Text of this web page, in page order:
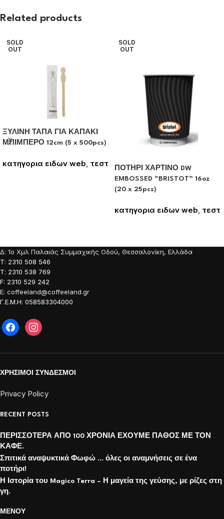
Related products
SOLD
OUT
ΞΥΛΙΝΗ ΤΑΠΑ ΓΙΑ ΚΑΠΑΚΙ
ΜΠΙΜΠΕΡΟ 12cm (5 x 500pcs)
κατηγορια ειδων web, τεστ
SOLD
OUT
ΠΟΤΗΡΙ ΧΑΡΤΙΝΟ DW
EMBOSSED “BRISTOT” 16oz
(20 x 25pcs)
κατηγορια ειδων web τεστ
Δ: 1o Χμλ Παλαιάς Συμμαχικής Οδού, Θεσσαλονίκη, Ελλάδα
Τ: 2310 508 546
Τ: 2310 538 769
F: 2310 529 242
E: coffeeland@coffeeland.gr
Γ.Ε.Μ.Η: 058583304000
ΧΡΗΣΙΜΟΙ ΣΥΝΔΕΣΜΟΙ
Privacy Policy
RECENT POSTS
ΠΕΡΙΣΣΟΤΕΡΑ ΑΠΟ 100 ΧΡΟΝΙΑ ΕΧΟΥΜΕ ΠΑΘΟΣ ΜΕ ΤΟΝ
ΚΑΦΕ.
Σπιτικά αναψυκτικά Φωφώ … όλες οι αναμνήσεις σε ένα
ποτήρι!
Η Ιστορία του Magico Terra – Η μαγεία της γεύσης, με ρίζες στη
γη.
ΜΕΝΟΥ